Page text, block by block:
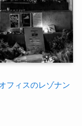
フィスのレゾナン